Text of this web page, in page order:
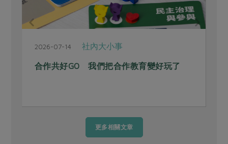
2026-07-14 社內大小事
合作共好GO 我們把合作教育變好玩了
更多相關文章